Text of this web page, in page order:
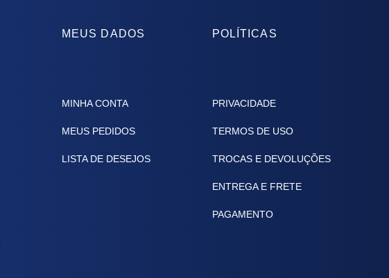
MEUS DADOS
MINHA CONTA
MEUS PEDIDOS
LISTA DE DESEJOS
POLÍTICAS
PRIVACIDADE
TERMOS DE USO
TROCAS E DEVOLUÇÕES
ENTREGA E FRETE
PAGAMENTO